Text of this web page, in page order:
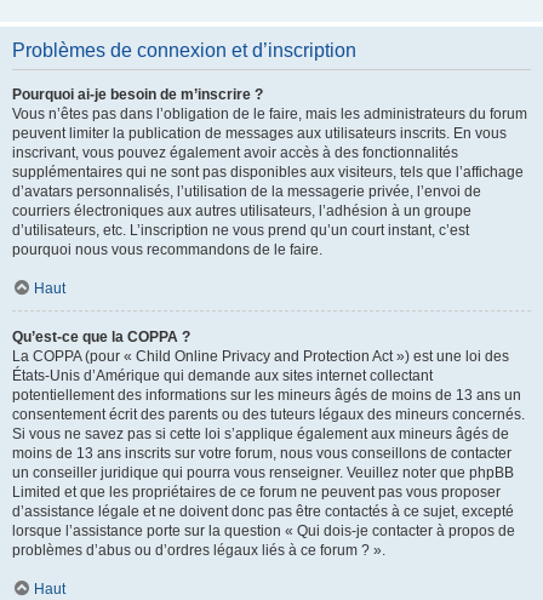
Problèmes de connexion et d’inscription
Pourquoi ai-je besoin de m’inscrire ?
Vous n’êtes pas dans l’obligation de le faire, mais les administrateurs du forum
peuvent limiter la publication de messages aux utilisateurs inscrits. En vous
inscrivant, vous pouvez également avoir accès à des fonctionnalités
supplémentaires qui ne sont pas disponibles aux visiteurs, tels que l’affichage
d’avatars personnalisés, l’utilisation de la messagerie privée, l’envoi de
courriers électroniques aux autres utilisateurs, l’adhésion à un groupe
d’utilisateurs, etc. L’inscription ne vous prend qu’un court instant, c’est
pourquoi nous vous recommandons de le faire.
Haut
Qu’est-ce que la COPPA ?
La COPPA (pour « Child Online Privacy and Protection Act ») est une loi des
États-Unis d’Amérique qui demande aux sites internet collectant
potentiellement des informations sur les mineurs âgés de moins de 13 ans un
consentement écrit des parents ou des tuteurs légaux des mineurs concernés.
Si vous ne savez pas si cette loi s’applique également aux mineurs âgés de
moins de 13 ans inscrits sur votre forum, nous vous conseillons de contacter
un conseiller juridique qui pourra vous renseigner. Veuillez noter que phpBB
Limited et que les propriétaires de ce forum ne peuvent pas vous proposer
d’assistance légale et ne doivent donc pas être contactés à ce sujet, excepté
lorsque l’assistance porte sur la question « Qui dois-je contacter à propos de
problèmes d’abus ou d’ordres légaux liés à ce forum ? ».
Haut